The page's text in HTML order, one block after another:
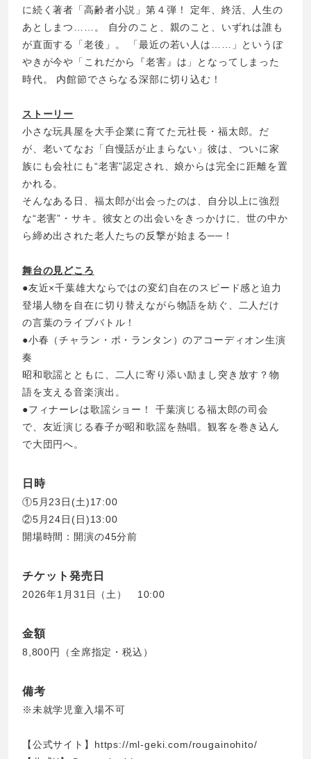
に続く著者「高齢者小説」第４弾！ 定年、終活、人生の
あとしまつ……。 自分のこと、親のこと、いずれは誰も
が直面する「老後」。 「最近の若い人は……」というぼ
やきが今や「これだから『老害』は」となってしまった
時代。 内館節でさらなる深部に切り込む！
ストーリー
小さな玩具屋を大手企業に育てた元社長・福太郎。だ
が、老いてなお「自慢話が止まらない」彼は、ついに家
族にも会社にも“老害”認定され、娘からは完全に距離を置
かれる。
そんなある日、福太郎が出会ったのは、自分以上に強烈
な“老害”・サキ。彼女との出会いをきっかけに、世の中か
ら締め出された老人たちの反撃が始まる──！
舞台の見どころ
●友近×千葉雄大ならではの変幻自在のスピード感と迫力
登場人物を自在に切り替えながら物語を紡ぐ、二人だけ
の言葉のライブバトル！
●小春（チャラン・ポ・ランタン）のアコーディオン生演
奏
昭和歌謡とともに、二人に寄り添い励まし突き放す？物
語を支える音楽演出。
●フィナーレは歌謡ショー！ 千葉演じる福太郎の司会
で、友近演じる春子が昭和歌謡を熱唱。観客を巻き込ん
で大団円へ。
日時
①5月23日(土)17:00
②5月24日(日)13:00
開場時間：開演の45分前
チケット発売日
2026年1月31日（土） 10:00
金額
8,800円（全席指定・税込）
備考
※未就学児童入場不可
【公式サイト】 https://ml-geki.com/rougainohito/